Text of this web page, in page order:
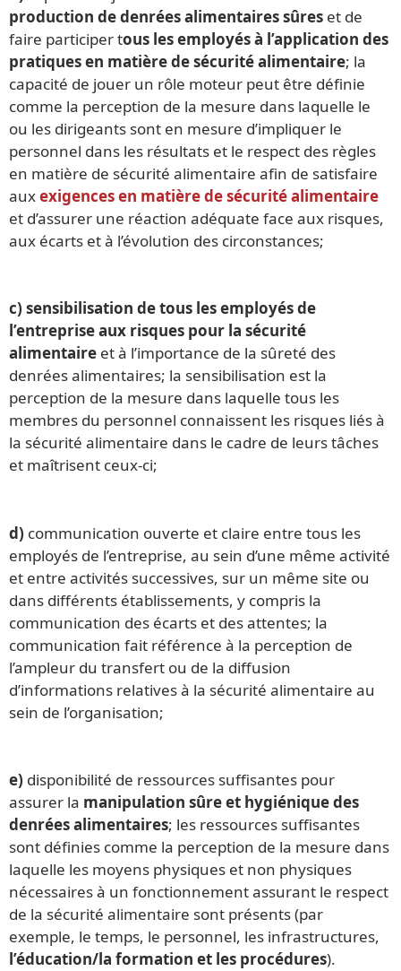
production de denrées alimentaires sûres et de
faire participer tous les employés à l’application des
pratiques en matière de sécurité alimentaire; la
capacité de jouer un rôle moteur peut être définie
comme la perception de la mesure dans laquelle le
ou les dirigeants sont en mesure d’impliquer le
personnel dans les résultats et le respect des règles
en matière de sécurité alimentaire afin de satisfaire
auxexigences en matière de sécurité alimentaire
et d’assurer une réaction adéquate face aux risques,
aux écarts et à l’évolution des circonstances;
c) sensibilisation de tous les employés de
l’entreprise aux risques pour la sécurité
alimentaire et à l’importance de la sûreté des
denrées alimentaires; la sensibilisation est la
perception de la mesure dans laquelle tous les
membres du personnel connaissent les risques liés à
la sécurité alimentaire dans le cadre de leurs tâches
et maîtrisent ceux-ci;
d) communication ouverte et claire entre tous les
employés de l’entreprise, au sein d’une même activité
et entre activités successives, sur un même site ou
dans différents établissements, y compris la
communication des écarts et des attentes; la
communication fait référence à la perception de
l’ampleur du transfert ou de la diffusion
d’informations relatives à la sécurité alimentaire au
sein de l’organisation;
e) disponibilité de ressources suffisantes pour
assurer la manipulation sûre et hygiénique des
denrées alimentaires; les ressources suffisantes
sont définies comme la perception de la mesure dans
laquelle les moyens physiques et non physiques
nécessaires à un fonctionnement assurant le respect
de la sécurité alimentaire sont présents (par
exemple, le temps, le personnel, les infrastructures,
l’éducation/la formation et les procédures).